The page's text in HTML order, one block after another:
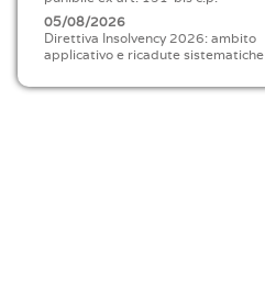
05/08/2026
Direttiva Insolvency 2026: ambito
applicativo e ricadute sistematiche